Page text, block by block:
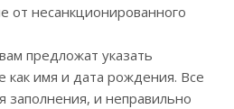
несанкционированного
предложат указать
как имя и дата рождения. Все
заполнения, и неправильно